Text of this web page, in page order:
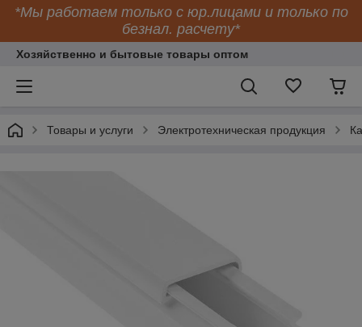
*Мы работаем только с юр.лицами и только по
безнал. расчету*
Хозяйственно и бытовые товары оптом
Товары и услуги Электротехническая продукция